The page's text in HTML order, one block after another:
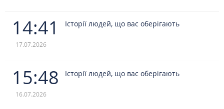
14:41
17.07.2026
Історії людей, що вас оберігають
15:48
16.07.2026
Історії людей, що вас оберігають